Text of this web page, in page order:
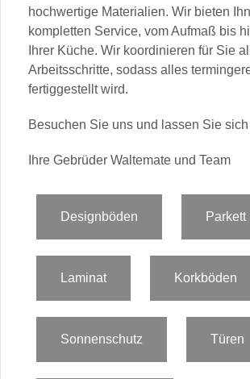
hochwertige Materialien. Wir bieten
kompletten Service, vom Aufmaß bis
Ihrer Küche. Wir koordinieren für Sie
Arbeitsschritte, sodass alles
fertiggestellt wird.
Besuchen Sie uns und lassen Sie
Ihre Gebrüder Waltemate und Team
Designböden Parkett
Laminat Korkböden
Sonnenschutz Türen